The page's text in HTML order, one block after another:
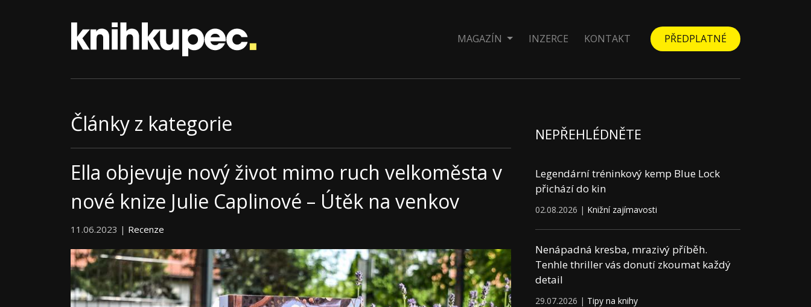
MAGAZÍN INZERCE KONTAKT PŘEDPLATNÉ
Články z kategorie
Ella objevuje nový život mimo ruch velkoměsta v
nové knize Julie Caplinové – Útěk na venkov
11.06.2023 | Recenze
NEPŘEHLÉDNĚTE
Legendární tréninkový kemp Blue Lock
přichází do kin
02.08.2026 | Knižní zajímavosti
Nenápadná kresba, mrazivý příběh.
Tenhle thriller vás donutí zkoumat každý
detail
29.07.2026 | Tipy na knihy